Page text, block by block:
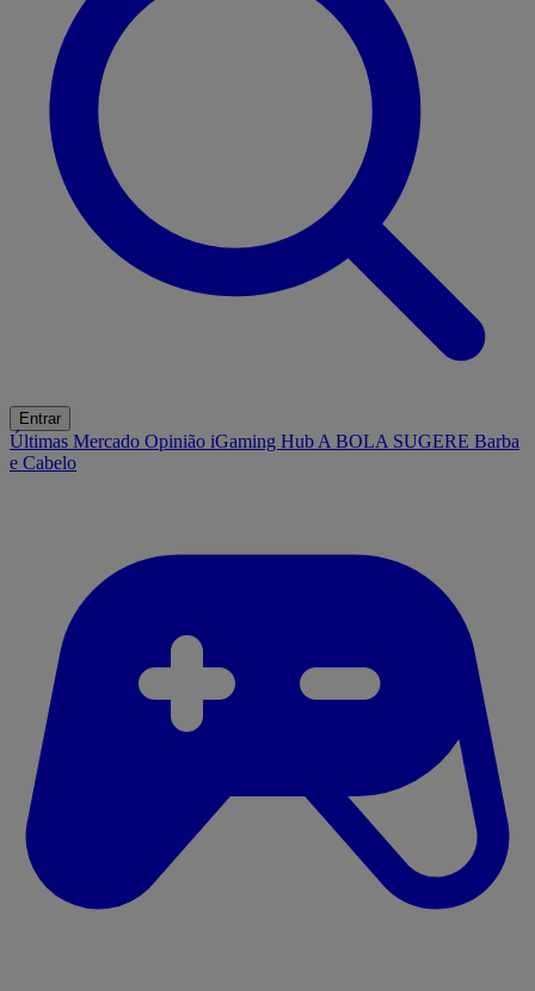
Entrar
Últimas Mercado Opinião iGaming Hub A BOLA SUGERE Barba
e Cabelo